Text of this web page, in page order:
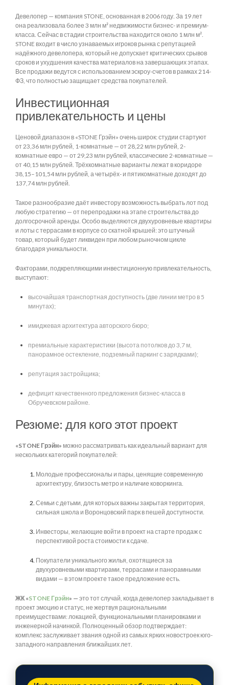
Девелопер — компания STONE, основанная в 2006 году. За 19 лет
она реализовала более 3 млн м² недвижимости бизнес- и премиум-
класса. Сейчас в стадии строительства находится около 1 млн м².
STONE входит в число узнаваемых игроков рынка с репутацией
надёжного девелопера, который не допускает критических срывов
сроков и ухудшения качества материалов на завершающих этапах.
Все продажи ведутся с использованием эскроу-счетов в рамках 214-
ФЗ, что полностью защищает средства покупателей.
Инвестиционная
привлекательность и цены
Ценовой диапазон в «STONE Грэйн» очень широк: студии стартуют
от 23,36 млн рублей, 1-комнатные — от 28,22 млн рублей, 2-
комнатные евро — от 29,23 млн рублей, классические 2-комнатные —
от 40,15 млн рублей. Трёхкомнатные варианты лежат в коридоре
38,15–101,54 млн рублей, а четырёх- и пятикомнатные доходят до
137,74 млн рублей.
Такое разнообразие даёт инвестору возможность выбрать лот под
любую стратегию — от перепродажи на этапе строительства до
долгосрочной аренды. Особо выделяются двухуровневые квартиры
и лоты с террасами в корпусе со скатной крышей: это штучный
товар, который будет ликвиден при любом рыночном цикле
благодаря уникальности.
Факторами, подкрепляющими инвестиционную привлекательность,
выступают:
высочайшая транспортная доступность (две линии метро в 5
минутах);
имиджевая архитектура авторского бюро;
премиальные характеристики (высота потолков до 3,7 м,
панорамное остекление, подземный паркинг с зарядками);
репутация застройщика;
дефицит качественного предложения бизнес-класса в
Обручевском районе.
Резюме: для кого этот проект
«STONE Грэйн» можно рассматривать как идеальный вариант для
нескольких категорий покупателей:
Молодые профессионалы и пары, ценящие современную
архитектуру, близость метро и наличие коворкинга.
Семьи с детьми, для которых важны закрытая территория,
сильная школа и Воронцовский парк в пешей доступности.
Инвесторы, желающие войти в проект на старте продаж с
перспективой роста стоимости к сдаче.
Покупатели уникального жилья, охотящиеся за
двухуровневыми квартирами, террасами и панорамными
видами — в этом проекте такое предложение есть.
ЖК «STONE Грэйн» — это тот случай, когда девелопер закладывает в
проект эмоцию и статус, не жертвуя рациональными
преимуществами: локацией, функциональными планировками и
инженерной начинкой. Полноценный обзор подтверждает:
комплекс заслуживает звания одной из самых ярких новостроек юго-
западного направления ближайших лет.